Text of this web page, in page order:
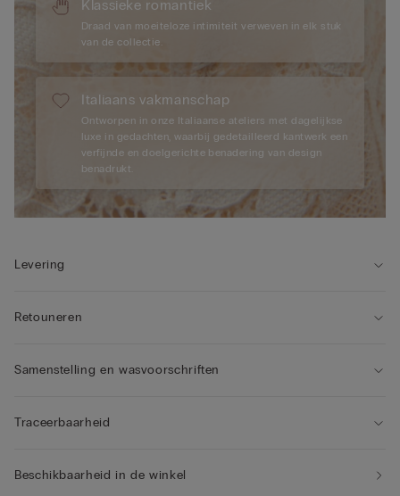
Klassieke romantiek
Draad van moeiteloze intimiteit verweven in elk stuk
van de collectie.
Italiaans vakmanschap
Ontworpen in onze Italiaanse ateliers met dagelijkse
luxe in gedachten, waarbij gedetailleerd kantwerk een
verfijnde en doelgerichte benadering van design
benadrukt.
Levering
Retouneren
Samenstelling en wasvoorschriften
Traceerbaarheid
Beschikbaarheid in de winkel